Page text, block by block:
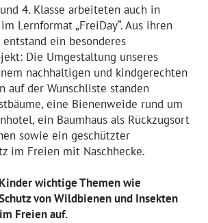
4. Klasse arbeiteten auch in
Lernformat „FreiDay“. Aus ihren
ein besonderes
Die Umgestaltung unseres
nachhaltigen und kindgerechten
auf der Wunschliste standen
eine Bienenweide rund um
ein Baumhaus als Rückzugsort
sowie ein geschützter
im Freien mit Naschhecke.
wichtige Themen wie
von Wildbienen und Insekten
Freien auf.